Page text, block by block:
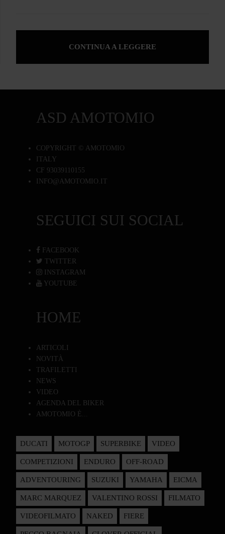
CONTINUA A LEGGERE
ASD AMOTOMIO
COPYRIGHT © AMOTOMIO
ITALY
CF 93039110155
INFO@AMOTOMIO.IT
SEGUICI SUI SOCIAL
FACEBOOK
TWITTER
INSTAGRAM
YOUTUBE
HOME
ARTICOLI
NOVITÀ
TRAFILETTI
NEWS
VIDEO
AGENDA DEL BIKER
AMOTOMIO È...
DUCATI MOTOGP SUPERBIKE VIDEO
COMPETIZIONI ENDURO OFF-ROAD
ADVENTOURING SUZUKI YAMAHA EICMA
MARC MARQUEZ VALENTINO ROSSI FILMATO
VIDEOFILMATO NAKED FIERE